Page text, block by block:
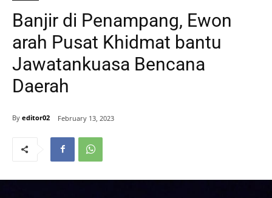
Banjir di Penampang, Ewon
arah Pusat Khidmat bantu
Jawatankuasa Bencana
Daerah
By editor02 February 13, 2023